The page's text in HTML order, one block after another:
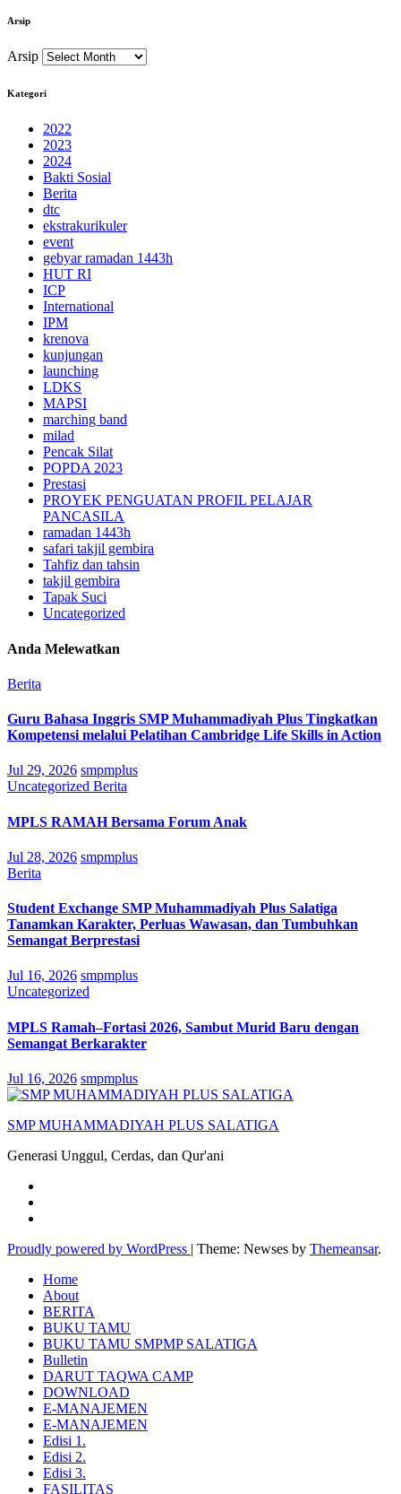
Arsip
Arsip
Kategori
2022
2023
2024
Bakti Sosial
Berita
dtc
ekstrakurikuler
event
gebyar ramadan 1443h
HUT RI
ICP
International
IPM
krenova
kunjungan
launching
LDKS
MAPSI
marching band
milad
Pencak Silat
POPDA 2023
Prestasi
PROYEK PENGUATAN PROFIL PELAJAR
PANCASILA
ramadan 1443h
safari takjil gembira
Tahfiz dan tahsin
takjil gembira
Tapak Suci
Uncategorized
Anda Melewatkan
Berita
Guru Bahasa Inggris SMP Muhammadiyah Plus Tingkatkan
Kompetensi melalui Pelatihan Cambridge Life Skills in Action
Jul 29, 2026 smpmplus
Uncategorized Berita
MPLS RAMAH Bersama Forum Anak
Jul 28, 2026 smpmplus
Berita
Student Exchange SMP Muhammadiyah Plus Salatiga
Tanamkan Karakter, Perluas Wawasan, dan Tumbuhkan
Semangat Berprestasi
Jul 16, 2026 smpmplus
Uncategorized
MPLS Ramah–Fortasi 2026, Sambut Murid Baru dengan
Semangat Berkarakter
Jul 16, 2026 smpmplus
SMP MUHAMMADIYAH PLUS SALATIGA
Generasi Unggul, Cerdas, dan Qur'ani
Proudly powered by WordPress | Theme: Newses by Themeansar.
Home
About
BERITA
BUKU TAMU
BUKU TAMU SMPMP SALATIGA
Bulletin
DARUT TAQWA CAMP
DOWNLOAD
E-MANAJEMEN
E-MANAJEMEN
Edisi 1.
Edisi 2.
Edisi 3.
FASILITAS